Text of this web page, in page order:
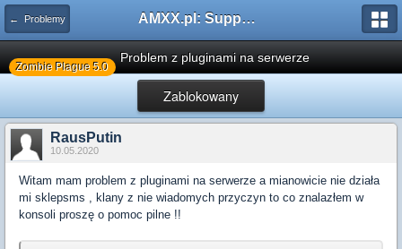
← Problemy AMXX.pl: Support AMX Mod X i SourceMod
Zombie Plague 5.0
Problem z pluginami na serwerze
Zablokowany
RausPutin
10.05.2020
Witam mam problem z pluginami na serwerze a mianowicie nie działa
mi sklepsms , klany z nie wiadomych przyczyn to co znalazłem w
konsoli proszę o pomoc pilne !!